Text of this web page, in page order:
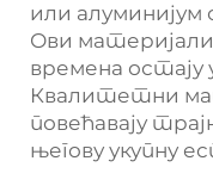
или
Ови
времена остају
Квалитетни
повећавају
његову укупну